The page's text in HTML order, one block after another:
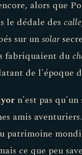
le dédale des
sur un solar
fabriquaient du
de l'époque
n'est pas
amis
patrimoine
ce que peu